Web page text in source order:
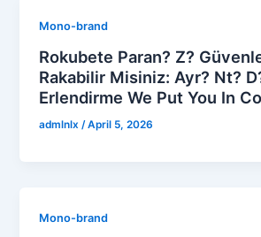
Mono-brand
Rokubete Paran? Z?
Rakabilir Misiniz: Ayr? Nt?
Erlendirme We Put You In
admlnlx /April 5, 2026
Mono-brand